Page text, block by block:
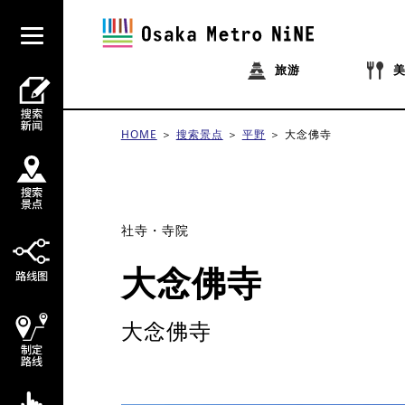
旅游
HOME 搜索景点 平野 大念佛寺
社寺・寺院
大念佛寺
大念佛寺